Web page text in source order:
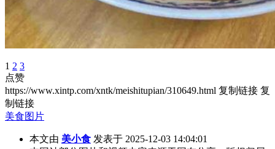
1 2 3
点赞
https://www.xintp.com/xntk/meishitupian/310649.html 复制链接 复
制链接
美食图片
本文由 美小食 发表于 2025-12-03 14:04:01